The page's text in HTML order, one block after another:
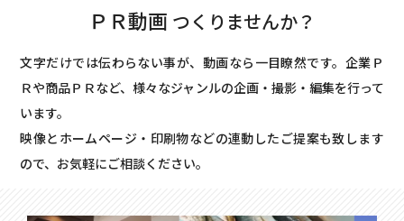
ＰＲ動画 つくりませんか？
文字だけでは伝わらない事が、動画なら一目瞭然です。企業Ｐ
Ｒや商品ＰＲなど、様々なジャンルの企画・撮影・編集を行って
います。
映像とホームページ・印刷物などの連動したご提案も致します
ので、お気軽にご相談ください。